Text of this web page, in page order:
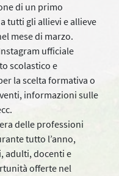
di un primo
tutti gli allievi e allieve
mese di marzo.
ufficiale
scolastico e
la scelta formativa o
informazioni sulle
delle professioni
tutto l’anno,
adulti, docenti e
offerte nel